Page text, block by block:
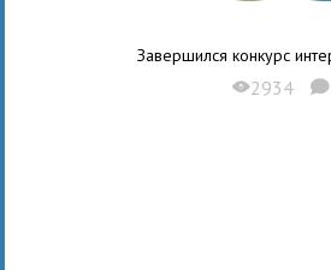
Завершился конкурс
X2934 K